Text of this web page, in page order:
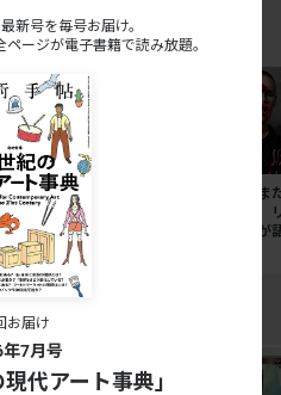
みに見たい展覧会ベス
（首都圏編）
「私たちはま
中にいる」。
ターリングが
新号を毎号お届け。
ージが電子書籍で読み放題。
お届け
7月号
代アート事典」